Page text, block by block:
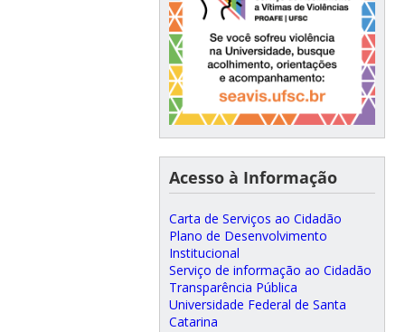
Acesso à Informação
Carta de Serviços ao Cidadão
Plano de Desenvolvimento
Institucional
Serviço de informação ao Cidadão
Transparência Pública
Universidade Federal de Santa
Catarina